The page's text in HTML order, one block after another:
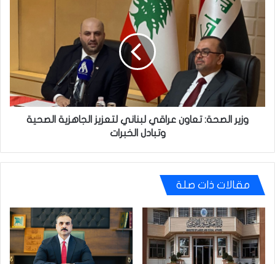
وزير
الصحة:
تعاون
عراقي
لبناني
لتعزيز
الجاهزية
الصحية
وتبادل
الخبراتوزير الصحة: تعاون عراقي لبناني لتعزيز الجاهزية الصحية
وتبادل الخبرات
مقالات ذات صلة